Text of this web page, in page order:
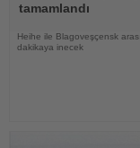
tamamlandı
Heihe ile Blagoveşçensk
dakikaya inecek